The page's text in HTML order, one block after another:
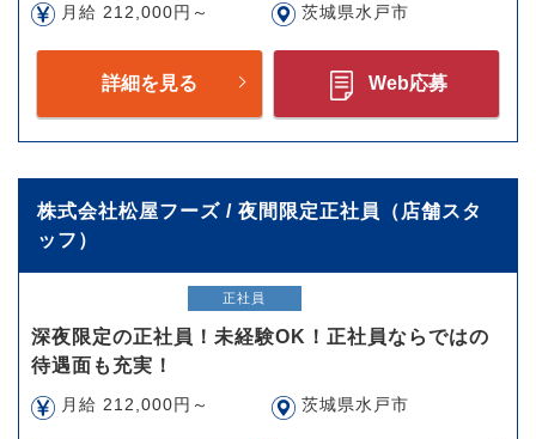
月給 212,000円～ 茨城県水戸市
詳細を見る Web応募
株式会社松屋フーズ / 夜間限定正社員（店舗スタ
ッフ）
正社員
深夜限定の正社員！未経験OK！正社員ならではの
待遇面も充実！
月給 212,000円～ 茨城県水戸市